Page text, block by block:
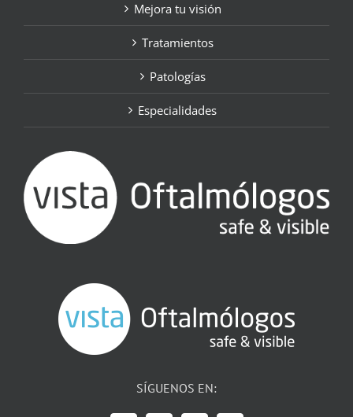
Mejora tu visión
Tratamientos
Patologías
Especialidades
SÍGUENOS EN: